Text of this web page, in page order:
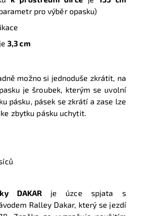
pro výběr opasku)
3,3 cm
možno si jednoduše zkrátit, na
je šroubek, kterým se uvolní
pásku, pásek se zkrátí a zase lze
zbytku pásku uchytit.
DAKAR
je úzce spjata s
Ralley Dakar, který se jezdí